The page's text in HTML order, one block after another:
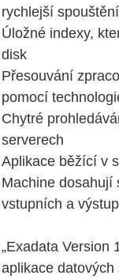
rychlejší
Úložné indexy,
disk
Přesouvání
pomocí
Chytré
serverech
Aplikace běžící v
Machine dosahují
vstupních a
„Exadata Version
aplikace datových